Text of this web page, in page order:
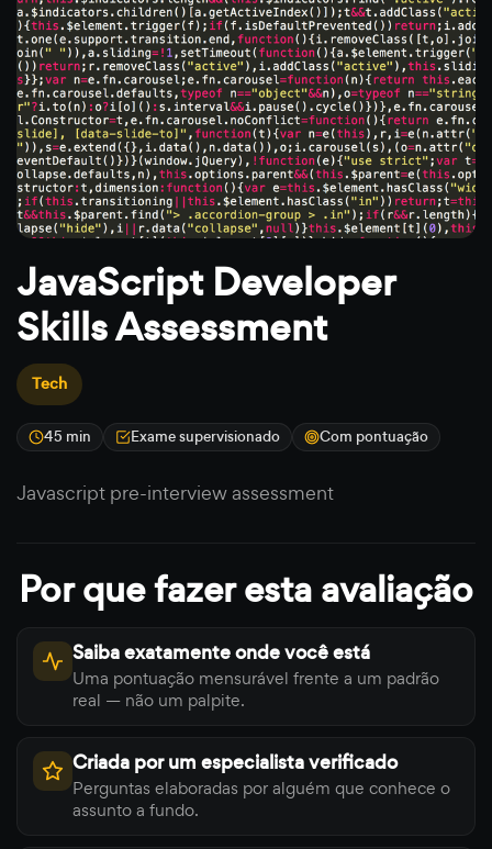
JavaScript Developer
Skills Assessment
Tech
45 min Exame supervisionado Com pontuação
Javascript pre-interview assessment
Por que fazer esta avaliação
Saiba exatamente onde você está
Uma pontuação mensurável frente a um padrão
real — não um palpite.
Criada por um especialista verificado
Perguntas elaboradas por alguém que conhece o
assunto a fundo.